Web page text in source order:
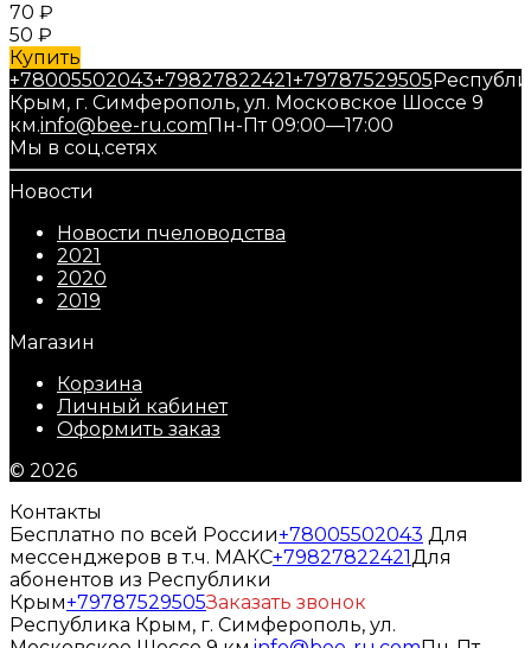
70 ₽
50 ₽
Купить
+78005502043+79827822421+79787529505
Крым, г. Симферополь, ул. Московское Шоссе 9
км.info@bee-ru.comПн-Пт 09:00—17:00
Мы в соц.сетях
Новости
Новости пчеловодства
2021
2020
2019
Магазин
Корзина
Личный кабинет
Оформить заказ
© 2026
Контакты
Бесплатно по всей России+78005502043 Для
мессенджеров в т.ч. МАКС+79827822421Для
абонентов из Республики
Крым+79787529505Заказать звонок
Республика Крым, г. Симферополь, ул.